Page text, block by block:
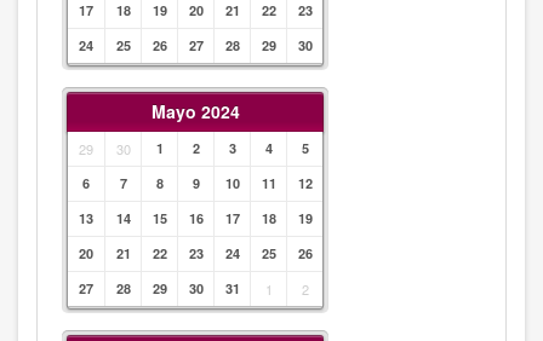
17
18 19 20 21 22
23
24
25 26 27 28 29 30
Mayo 2024
29 30 1 2 3 4
5
6
7 8 9 10 11
12
13
14 15 16 17 18
19
20
21 22 23 24 25
26
27
28 29 30 31 1 2